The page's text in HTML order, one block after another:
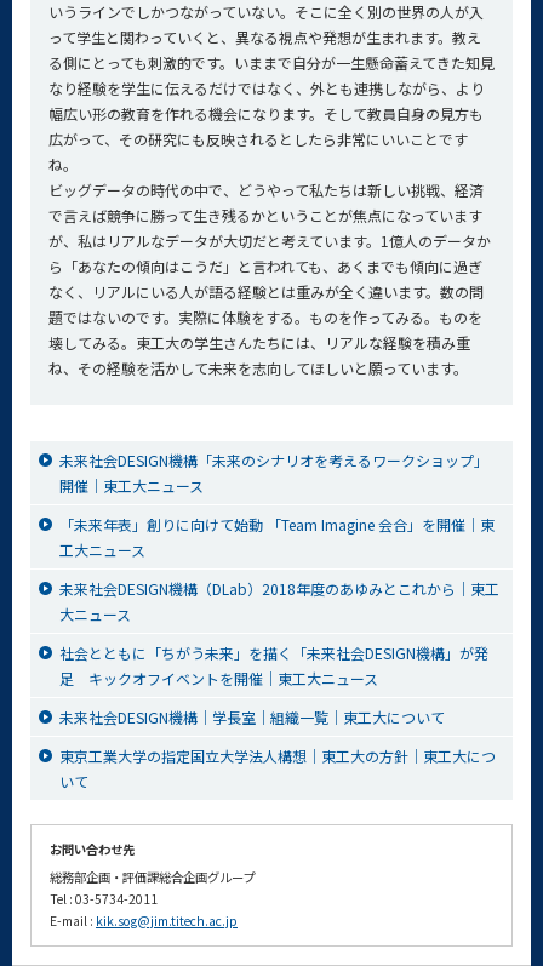
いうラインでしかつながっていない。そこに全く別の世界の人が入
って学生と関わっていくと、異なる視点や発想が生まれます。教え
る側にとっても刺激的です。いままで自分が一生懸命蓄えてきた知見
なり経験を学生に伝えるだけではなく、外とも連携しながら、より
幅広い形の教育を作れる機会になります。そして教員自身の見方も
広がって、その研究にも反映されるとしたら非常にいいことです
ね。
ビッグデータの時代の中で、どうやって私たちは新しい挑戦、経済
で言えば競争に勝って生き残るかということが焦点になっています
が、私はリアルなデータが大切だと考えています。1億人のデータか
ら「あなたの傾向はこうだ」と言われても、あくまでも傾向に過ぎ
なく、リアルにいる人が語る経験とは重みが全く違います。数の問
題ではないのです。実際に体験をする。ものを作ってみる。ものを
壊してみる。東工大の学生さんたちには、リアルな経験を積み重
ね、その経験を活かして未来を志向してほしいと願っています。
未来社会DESIGN機構「未来のシナリオを考えるワークショップ」
開催｜東工大ニュース
「未来年表」創りに向けて始動 「Team Imagine 会合」を開催｜東
工大ニュース
未来社会DESIGN機構（DLab）2018年度のあゆみとこれから｜東工
大ニュース
社会とともに「ちがう未来」を描く「未来社会DESIGN機構」が発
足 キックオフイベントを開催｜東工大ニュース
未来社会DESIGN機構｜学長室｜組織一覧｜東工大について
東京工業大学の指定国立大学法人構想｜東工大の方針｜東工大につ
いて
お問い合わせ先
総務部企画・評価課総合企画グループ
Tel : 03-5734-2011
E-mail : kik.sog@jim.titech.ac.jp